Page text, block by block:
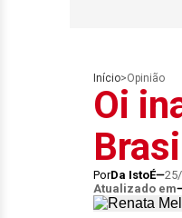
Início>Opinião
Oi
PorDa IstoÉ
Atualizado em